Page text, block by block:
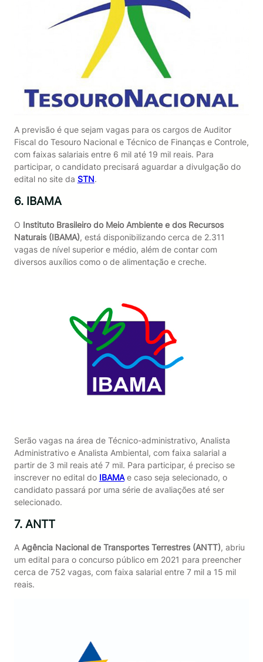
A previsão é que sejam vagas para os cargos de Auditor
Fiscal do Tesouro Nacional e Técnico de Finanças e Controle,
com faixas salariais entre 6 mil até 19 mil reais. Para
participar, o candidato precisará aguardar a divulgação do
edital no site da STN.
6. IBAMA
O Instituto Brasileiro do Meio Ambiente e dos Recursos
Naturais (IBAMA), está disponibilizando cerca de 2.311
vagas de nível superior e médio, além de contar com
diversos auxílios como o de alimentação e creche.
Serão vagas na área de Técnico-administrativo, Analista
Administrativo e Analista Ambiental, com faixa salarial a
partir de 3 mil reais até 7 mil. Para participar, é preciso se
inscrever no edital do IBAMAe caso seja selecionado, o
candidato passará por uma série de avaliações até ser
selecionado.
7. ANTT
A Agência Nacional de Transportes Terrestres (ANTT), abriu
um edital para o concurso público em 2021 para preencher
cerca de 752 vagas, com faixa salarial entre 7 mil a 15 mil
reais.